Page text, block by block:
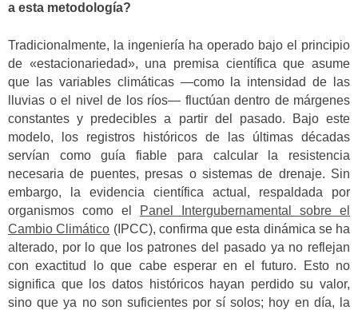
a esta metodología?
Tradicionalmente, la ingeniería ha operado bajo el principio
de «estacionariedad», una premisa científica que asume
que las variables climáticas —como la intensidad de las
lluvias o el nivel de los ríos— fluctúan dentro de márgenes
constantes y predecibles a partir del pasado. Bajo este
modelo, los registros históricos de las últimas décadas
servían como guía fiable para calcular la resistencia
necesaria de puentes, presas o sistemas de drenaje. Sin
embargo, la evidencia científica actual, respaldada por
organismos como el
Panel Intergubernamental sobre el
Cambio Climático (IPCC), confirma que esta dinámica se ha
alterado, por lo que los patrones del pasado ya no reflejan
con exactitud lo que cabe esperar en el futuro. Esto no
significa que los datos históricos hayan perdido su valor,
sino que ya no son suficientes por sí solos; hoy en día, la